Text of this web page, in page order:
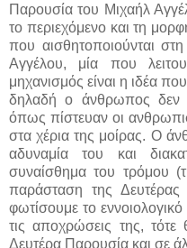
Παρουσία του Μιχαήλ
το περιεχόμενο και τη
που αισθητοποιούνται
Αγγέλου, μία που
μηχανισμός είναι η ιδέα
δηλαδή ο άνθρωπος δεν
όπως πίστευαν οι
στα χέρια της μοίρας. Ο
αδυναμία του και
συναίσθημα του τρόμου
παράσταση της
φωτίσουμε το
τις αποχρώσεις της,
Δευτέρα Παρουσία και σε